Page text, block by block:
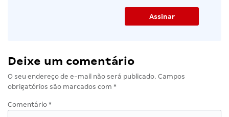
Deixe um comentário
O seu endereço de e-mail não será publicado. Campos
obrigatórios são marcados com *
Comentário *